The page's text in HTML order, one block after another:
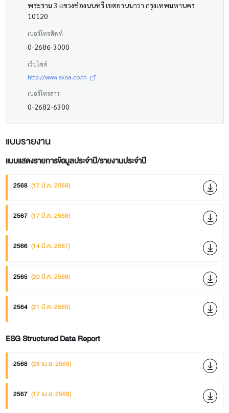
พระราม 3 แขวงช่องนนทรี เขตยานนาวา กรุงเทพมหานคร
10120
เบอร์โทรศัพท์
0-2686-3000
เว็บไซต์
http://www.svoa.co.th
เบอร์โทรสาร
0-2682-6300
แบบรายงาน
แบบแสดงรายการข้อมูลประจำปี/รายงานประจำปี
2568 (17 มี.ค. 2569)
2567 (17 มี.ค. 2568)
2566 (14 มี.ค. 2567)
2565 (20 มี.ค. 2566)
2564 (21 มี.ค. 2565)
ESG Structured Data Report
2568 (28 เม.ย. 2569)
2567 (17 เม.ย. 2568)